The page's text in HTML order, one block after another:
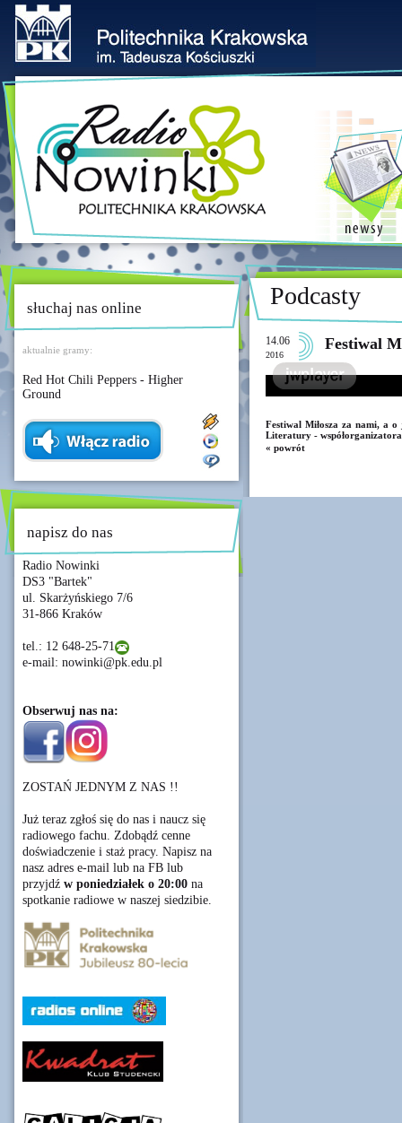
słuchaj nas online
aktualnie gramy:
Red Hot Chili Peppers - Higher
Ground
napisz do nas
Radio Nowinki
DS3 "Bartek"
ul. Skarżyńskiego 7/6
31-866 Kraków
tel.: 12 648-25-71
e-mail: nowinki@pk.edu.pl
Obserwuj nas na:
ZOSTAŃ JEDNYM Z NAS !!
Już teraz zgłoś się do nas i naucz się
radiowego fachu. Zdobądź cenne
doświadczenie i staż pracy. Napisz na
nasz adres e-mail lub na FB lub
przyjdź w poniedziałek o 20:00 na
spotkanie radiowe w naszej siedzibie.
Podcasty
14.06
2016
Festiwal
Festiwal Miłosza za nami, a o
Literatury -
« powrót